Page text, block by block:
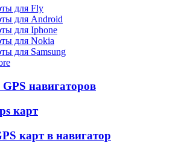
для Fly
для Android
для Iphone
для Nokia
для Samsung
навигаторов
карт
карт в навигатор